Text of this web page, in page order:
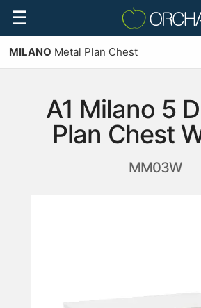
☰
MILANO Metal Plan Chest
A1 Milano 5
Plan Chest
MM03W